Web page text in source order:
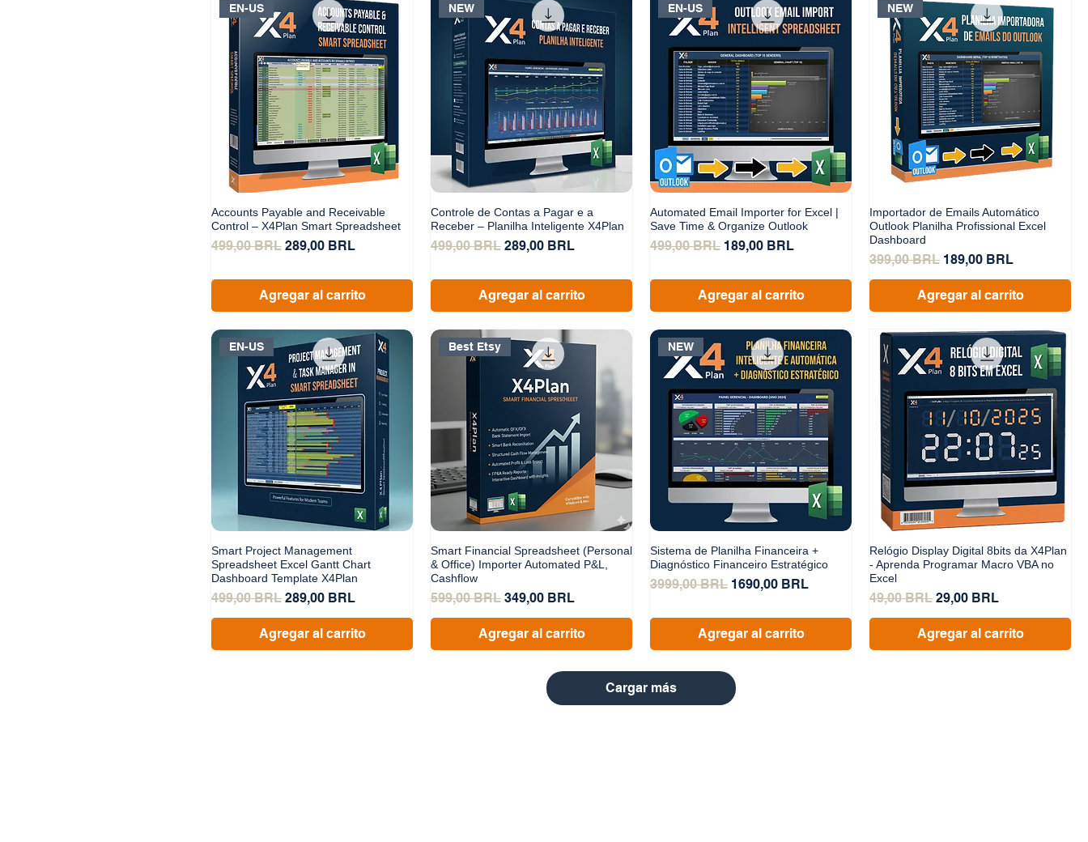
EN-US
Accounts Payable and Receivable
Control – X4Plan Smart Spreadsheet
Precio
499,00 BRL Precio de oferta
289,00 BRL
Agregar al carrito
NEW
Controle de Contas a Pagar e a
Receber – Planilha Inteligente X4Plan
Precio
499,00 BRL Precio de oferta
289,00 BRL
Agregar al carrito
EN-US
Automated Email Importer for Excel |
Save Time & Organize Outlook
Precio
499,00 BRL Precio de oferta
189,00 BRL
Agregar al carrito
NEW
Importador de Emails Automático
Outlook Planilha Profissional Excel
Dashboard
Precio
399,00 BRL Precio de oferta
189,00 BRL
Agregar al carrito
EN-US
Smart Project Management
Spreadsheet Excel Gantt Chart
Dashboard Template X4Plan
Precio
499,00 BRL Precio de oferta
289,00 BRL
Agregar al carrito
Best Etsy
Smart Financial Spreadsheet (Personal
& Office) Importer Automated P&L,
Cashflow
Precio
599,00 BRL Precio de oferta
349,00 BRL
Agregar al carrito
NEW
Sistema de Planilha Financeira +
Diagnóstico Financeiro Estratégico
Precio
3999,00 BRL Precio de oferta
1690,00 BRL
Agregar al carrito
Relógio Display Digital 8bits da X4Plan
- Aprenda Programar Macro VBA no
Excel
Precio
49,00 BRL Precio de oferta
29,00 BRL
Agregar al carrito
Cargar más